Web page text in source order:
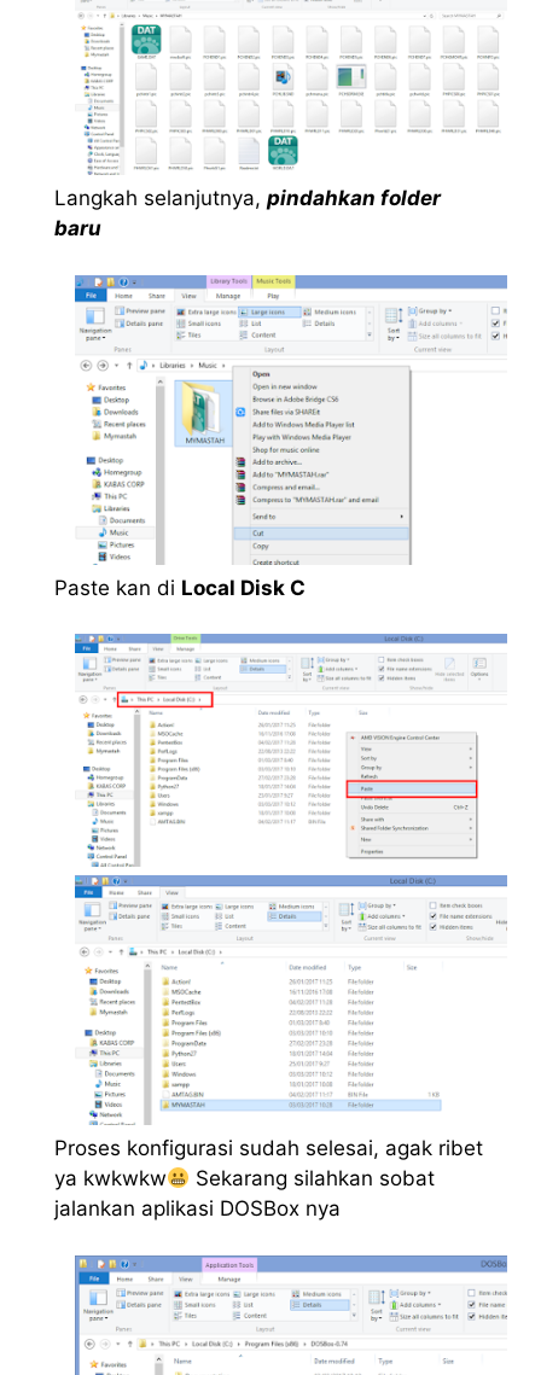
Langkah selanjutnya, pindahkan folder
baru
Paste kan di Local Disk C
Proses konfigurasi sudah selesai, agak ribet
ya kwkwkw
Sekarang silahkan sobat
jalankan aplikasi DOSBox nya